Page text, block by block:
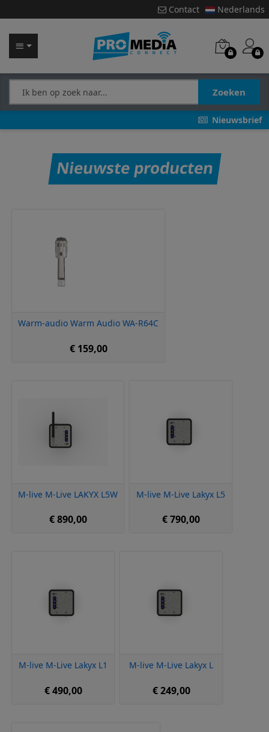
Contact Nederlands
Zoeken
Nieuwsbrief
Nieuwste producten
Warm-audio Warm Audio WA-R64C
€ 159,00
M-live M-Live LAKYX L5W
€ 890,00
M-live M-Live Lakyx L5
€ 790,00
M-live M-Live Lakyx L1
€ 490,00
M-live M-Live Lakyx L
€ 249,00